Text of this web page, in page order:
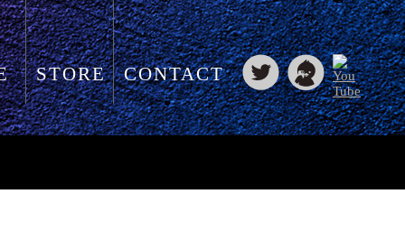
STORE CONTACT